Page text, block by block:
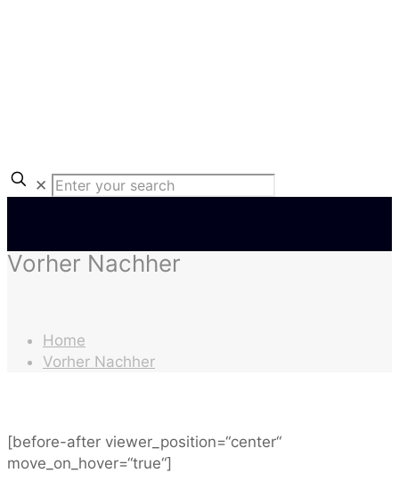
✕
Vorher Nachher
Home
Vorher Nachher
[before-after viewer_position=“center“
move_on_hover=“true“]